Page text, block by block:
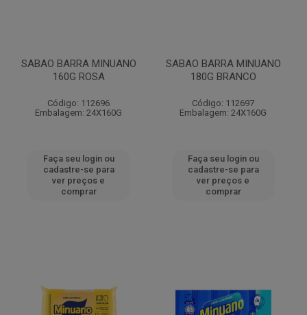
SABAO BARRA MINUANO
160G ROSA
Código: 112696
Embalagem: 24X160G
Faça seu login ou
cadastre-se para
ver preços e
comprar
SABAO BARRA MINUANO
180G BRANCO
Código: 112697
Embalagem: 24X160G
Faça seu login ou
cadastre-se para
ver preços e
comprar